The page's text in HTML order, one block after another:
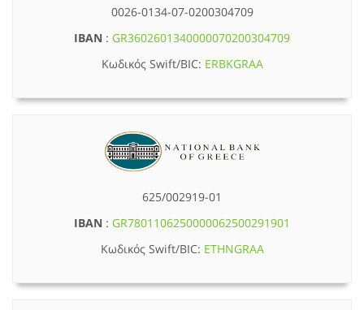
0026-0134-07-0200304709
IBAN : GR3602601340000070200304709
Κωδικός Swift/BIC: ERBKGRAA
625/002919-01
IBAN : GR7801106250000062500291901
Κωδικός Swift/BIC: ETHNGRAA